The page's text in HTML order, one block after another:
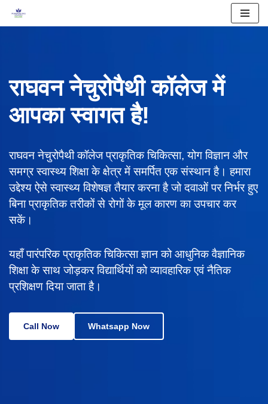
राघवन नेचुरोपैथी कॉलेज में
आपका स्वागत है!
राघवन नेचुरोपैथी कॉलेज प्राकृतिक चिकित्सा, योग विज्ञान और
समग्र स्वास्थ्य शिक्षा के क्षेत्र में समर्पित एक संस्थान है। हमारा
उद्देश्य ऐसे स्वास्थ्य विशेषज्ञ तैयार करना है जो दवाओं पर निर्भर हुए
बिना प्राकृतिक तरीकों से रोगों के मूल कारण का उपचार कर
सकें।
यहाँ पारंपरिक प्राकृतिक चिकित्सा ज्ञान को आधुनिक वैज्ञानिक
शिक्षा के साथ जोड़कर विद्यार्थियों को व्यावहारिक एवं नैतिक
प्रशिक्षण दिया जाता है।
Call Now Whatsapp Now